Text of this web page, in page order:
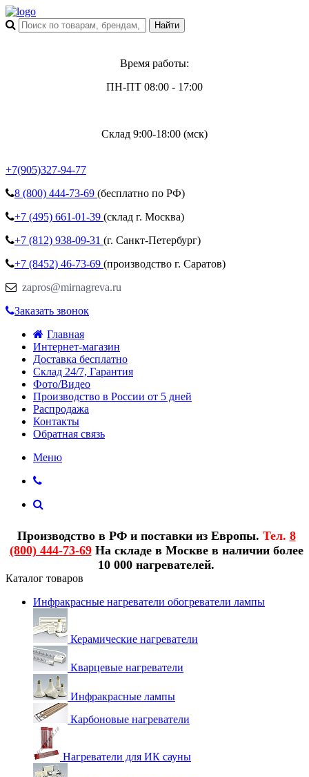
Время работы:
ПН-ПТ 08:00 - 17:00
Склад 9:00-18:00 (мск)
+7(905)327-94-77
8 (800) 444-73-69 (бесплатно по РФ)
+7 (495) 661-01-39 (склад г. Москва)
+7 (812) 938-09-31 (г. Санкт-Петербург)
+7 (8452) 46-73-69 (производство г. Саратов)
zapros@mirnagreva.ru
Заказать звонок
Главная
Интернет-магазин
Доставка бесплатно
Склад 24/7, Гарантия
Фото/Видео
Производство в России от 5 дней
Распродажа
Контакты
Обратная связь
Меню
Производство в РФ и поставки из Европы. Тел. 8
(800) 444-73-69На складе в Москве в наличии более
10 000 нагревателей.
Каталог товаров
Инфракрасные нагреватели обогреватели лампы
Керамические нагреватели
Кварцевые нагреватели
Инфракрасные лампы
Карбоновые нагреватели
Нагреватели для ИК сауны